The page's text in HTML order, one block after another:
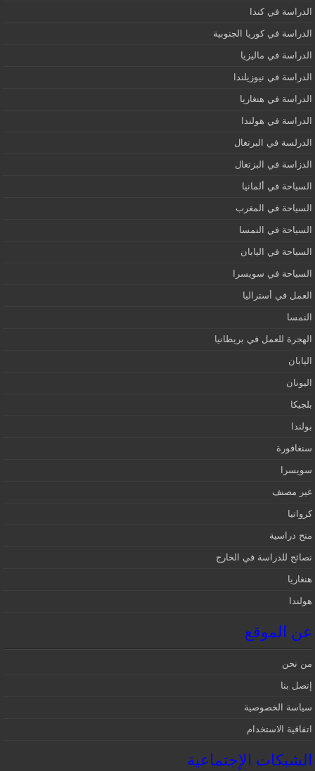
الدراسة في كندا
الدراسة في كوريا الجنوبية
الدراسة في ماليزيا
الدراسة في نيوزيلندا
الدراسة في هنغاريا
الدراسة في هولندا
الدرلسة في البرتغال
الدزاسة في البزتغال
السياحة في ألمانيا
السياحة في المغرب
السياحة في النمسا
السياحة في اليابان
السياحة في سويسرا
العمل في أستراليا
النمسا
الهجرة للعمل في بريطانيا
اليابان
اليونان
بلجيكا
بولندا
سنغافورة
سويسرا
غير مصنف
كرواتيا
منح دراسية
نصائح للدراسة في الخارج
هنغاريا
هولندا
عن الموقع
من نحن
إتصل بنا
سياسة الخصوصية
اتفاقية الاستخدام
الشبكات الإجتماعية